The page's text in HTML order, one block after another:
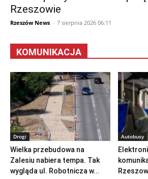
Rzeszowie
Rzeszów News - 7 sierpnia 2026 06:11
KOMUNIKACJA
Drogi
Wielka przebudowa na
Zalesiu nabiera tempa. Tak
wygląda ul. Robotnicza w...
Autobusy